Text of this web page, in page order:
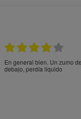
En general bien. Un zumo
debajo, perdía liquido